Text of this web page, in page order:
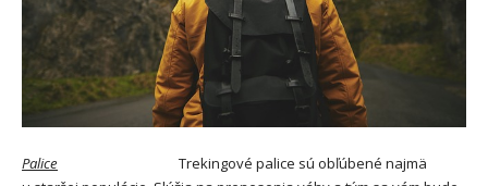
Palice Trekingové palice sú obľúbené najmä